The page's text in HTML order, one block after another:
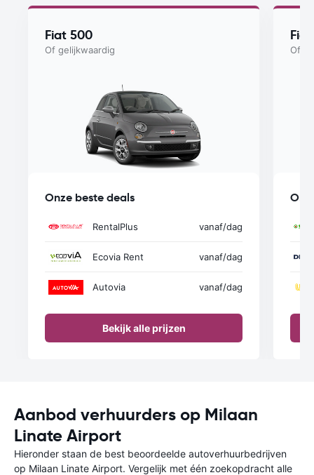
Fiat 500
Of gelijkwaardig
Onze beste deals
RentalPlus vanaf/dag
Ecovia Rent vanaf/dag
Autovia vanaf/dag
Bekijk alle prijzen
Of
Aanbod verhuurders op Milaan
Linate Airport
Hieronder staan de best beoordeelde autoverhuurbedrijven
op Milaan Linate Airport. Vergelijk met één zoekopdracht alle